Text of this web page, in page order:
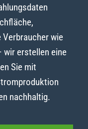
wie
wir erstellen eine
Sie mit
nachhaltig.